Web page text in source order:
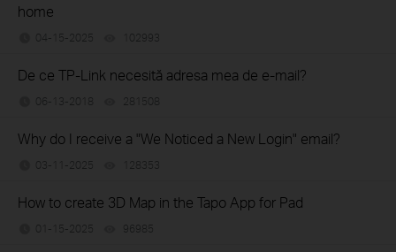
home
04-15-2025 102993
De ce TP-Link necesită adresa mea de e-mail?
06-13-2018 281508
Why do I receive a "We Noticed a New Login" email?
03-11-2025 128353
How to create 3D Map in the Tapo App for Pad
01-15-2025 96985